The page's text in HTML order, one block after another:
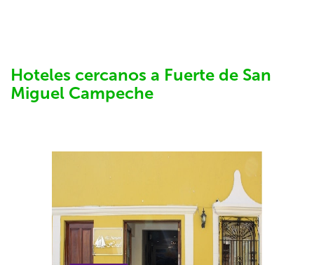
Hoteles cercanos a Fuerte de San
Miguel Campeche